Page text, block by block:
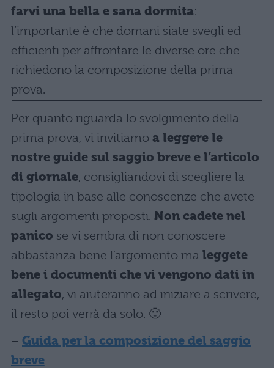
farvi una bella e sana dormita:
l’importante è che domani siate svegli ed
efficienti per affrontare le diverse ore che
richiedono la composizione della prima
prova.
Per quanto riguarda lo svolgimento della
prima prova, vi invitiamo a leggere le
nostre guide sul saggio breve e l’articolo
di giornale, consigliandovi di scegliere la
tipologia in base alle conoscenze che avete
sugli argomenti proposti. Non cadete nel
panico se vi sembra di non conoscere
abbastanza bene l’argomento ma leggete
bene i documenti che vi vengono dati in
allegato, vi aiuteranno ad iniziare a scrivere,
il resto poi verrà da solo. 🙂
– Guida per la composizione del saggio
breve